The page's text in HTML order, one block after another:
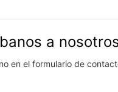
a
en el formulario de